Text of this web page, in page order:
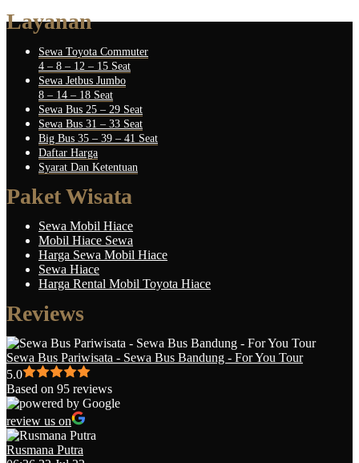
Layanan
Sewa Toyota Commuter
4 – 8 – 12 – 15 Seat
Sewa Jetbus Jumbo
8 – 14 – 18 Seat
Sewa Bus 25 – 29 Seat
Sewa Bus 31 – 33 Seat
Big Bus 35 – 39 – 41 Seat
Daftar Harga
Syarat Dan Ketentuan
Paket Wisata
Sewa Mobil Hiace
Mobil Hiace Sewa
Harga Sewa Mobil Hiace
Sewa Hiace
Harga Rental Mobil Toyota Hiace
Reviews
Sewa Bus Pariwisata - Sewa Bus Bandung - For You Tour
5.0
Based on 95 reviews
review us on
Rusmana Putra